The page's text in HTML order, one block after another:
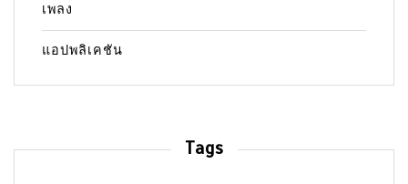
เพลง
แอปพลิเคชัน
Tags